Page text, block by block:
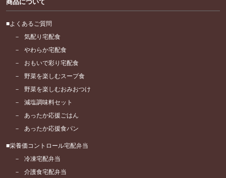
商品について
よくあるご質問
気配り宅配食
やわらか宅配食
おもいで彩り宅配食
野菜を楽しむスープ食
野菜を楽しむおみおつけ
減塩調味料セット
あったか応援ごはん
あったか応援食パン
栄養価コントロール宅配弁当
冷凍宅配弁当
介護食宅配弁当